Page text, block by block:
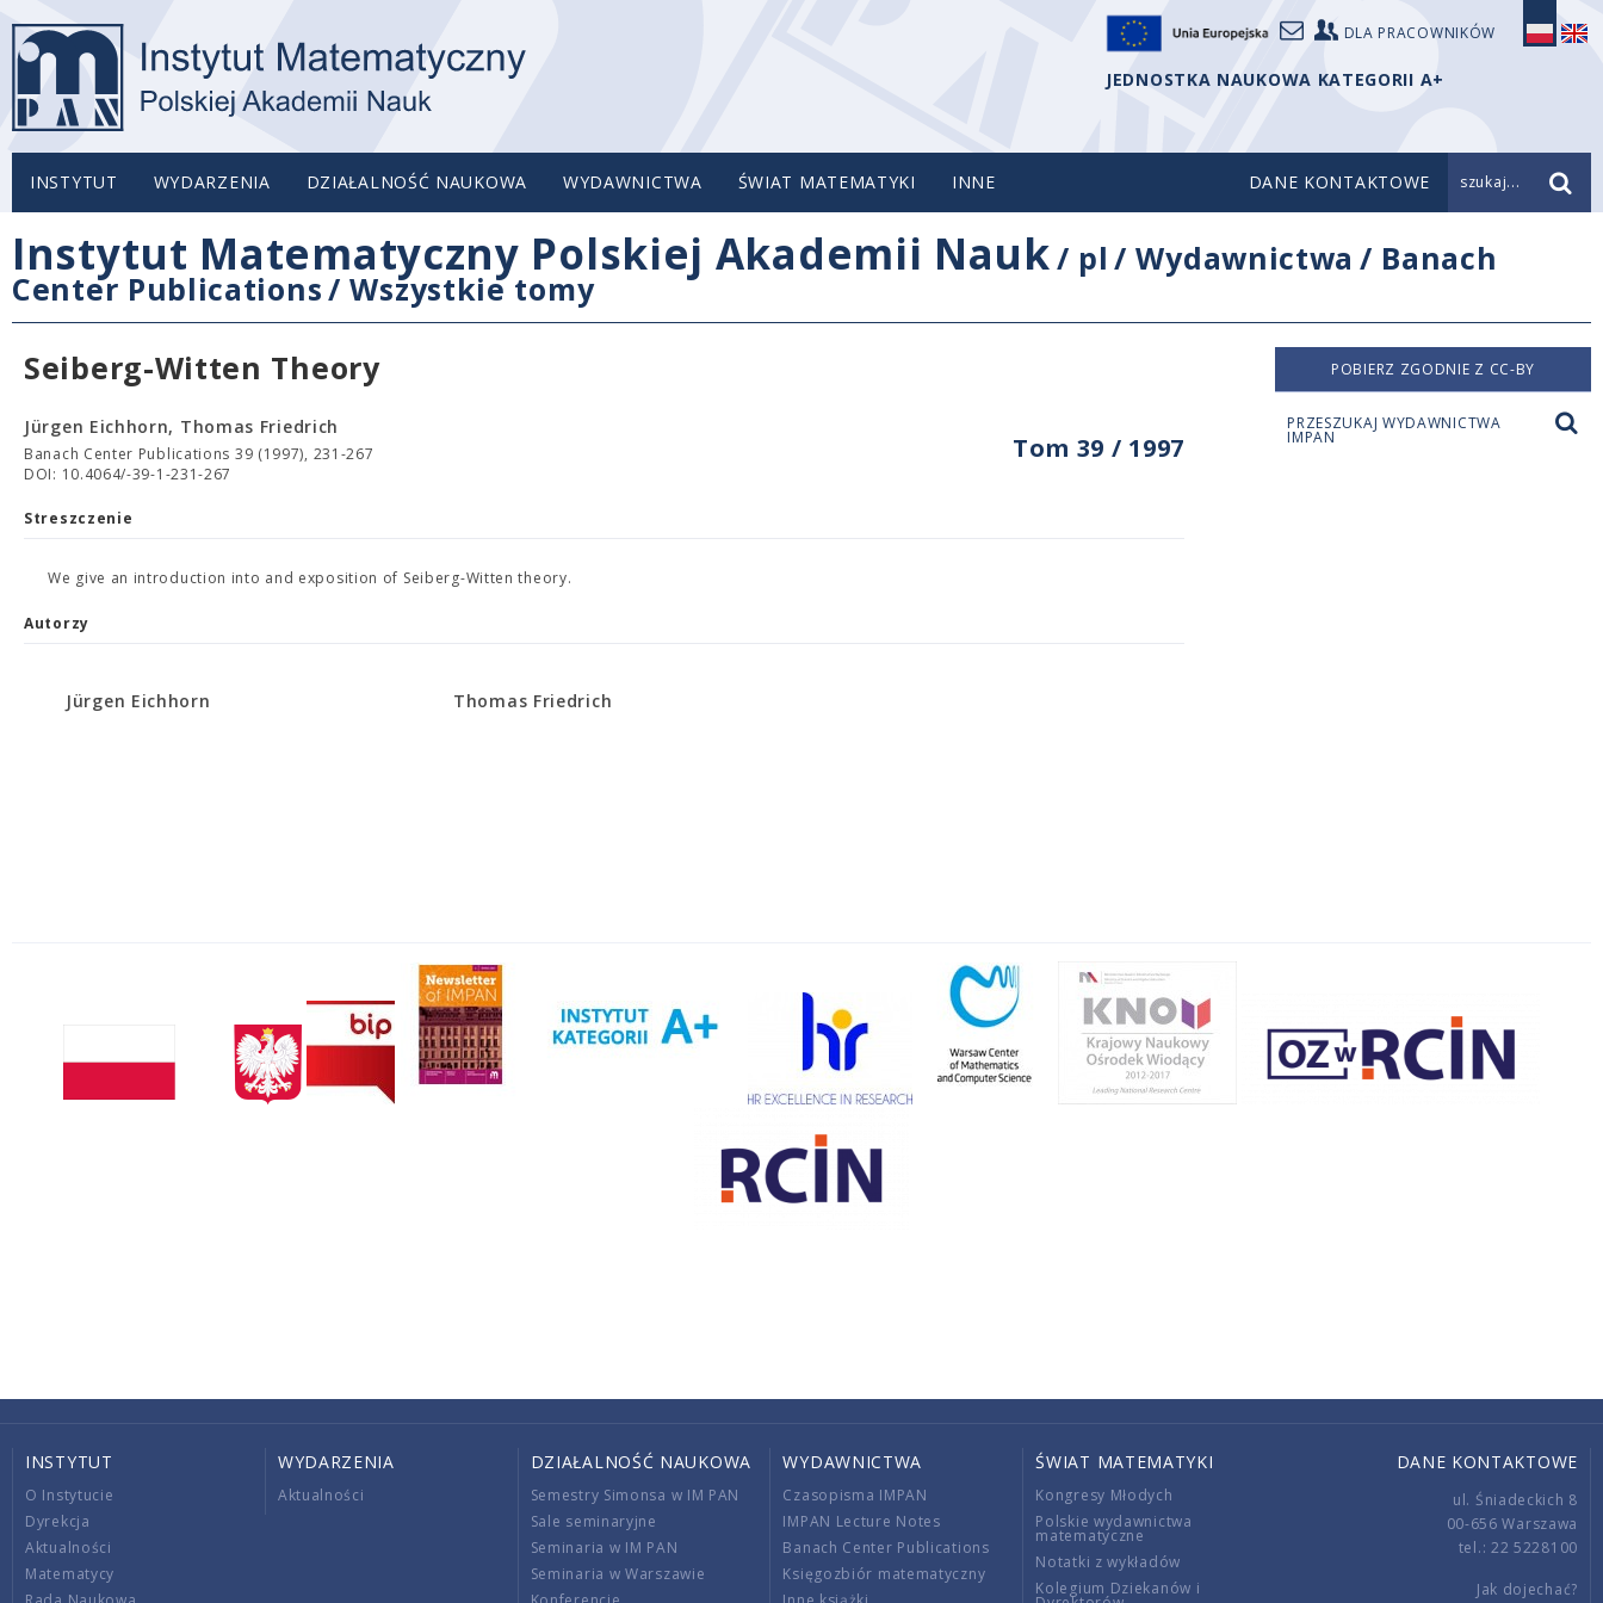
DLA PRACOWNIKÓW
JEDNOSTKA NAUKOWA KATEGORII A+
INSTYTUT WYDARZENIA DZIAŁALNOŚĆ NAUKOWA WYDAWNICTWA ŚWIAT MATEMATYKI INNE DANE KONTAKTOWE szukaj...
Instytut Matematyczny Polskiej Akademii Nauk/ pl /Wydawnictwa / Banach
Center Publications/Wszystkie tomy
Seiberg-Witten Theory
Tom 39 / 1997
Jürgen Eichhorn, Thomas Friedrich
Banach Center Publications 39 (1997), 231-267
DOI: 10.4064/-39-1-231-267
Streszczenie
We give an introduction into and exposition of Seiberg-Witten theory.
Autorzy
Jürgen Eichhorn Thomas Friedrich
POBIERZ ZGODNIE Z CC-BY
PRZESZUKAJ WYDAWNICTWA
IMPAN
INSTYTUT
O Instytucie
Dyrekcja
Aktualności
Matematycy
WYDARZENIA
Aktualności
DZIAŁALNOŚĆ NAUKOWA
Semestry Simonsa w IM PAN
Sale seminaryjne
Seminaria w IM PAN
Seminaria w Warszawie
WYDAWNICTWA
Czasopisma IMPAN
IMPAN Lecture Notes
Banach Center Publications
Księgozbiór matematyczny
ŚWIAT MATEMATYKI
Kongresy Młodych
Polskie wydawnictwa
matematyczne
Notatki z wykładów
Kolegium Dziekanów i
DANE KONTAKTOWE
ul. Śniadeckich 8
00-656 Warszawa
tel.: 22 5228100
Jak dojechać?